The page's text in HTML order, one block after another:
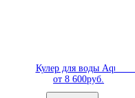
Кулер для воды Aqua
от8 600руб.